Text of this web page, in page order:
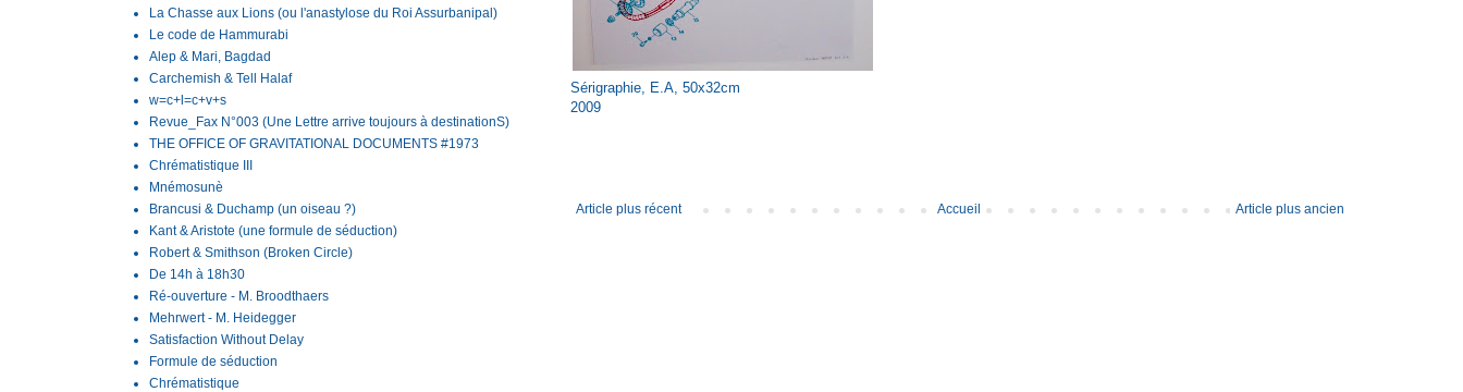
Sérigraphie, E.A, 50x32cm
2009
Article plus récent Article plus ancien
Accueil
La Chasse aux Lions (ou l'anastylose du Roi Assurbanipal)
Le code de Hammurabi
Alep & Mari, Bagdad
Carchemish & Tell Halaf
w=c+l=c+v+s
Revue_Fax N°003 (Une Lettre arrive toujours à destinationS)
THE OFFICE OF GRAVITATIONAL DOCUMENTS #1973
Chrématistique III
Mnémosunè
Brancusi & Duchamp (un oiseau ?)
Kant & Aristote (une formule de séduction)
Robert & Smithson (Broken Circle)
De 14h à 18h30
Ré-ouverture - M. Broodthaers
Mehrwert - M. Heidegger
Satisfaction Without Delay
Formule de séduction
Chrématistique